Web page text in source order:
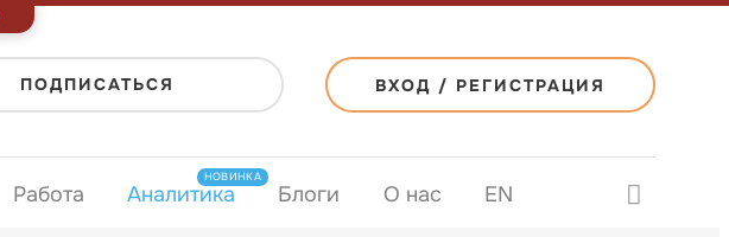
ПОДПИСАТЬСЯ ВХОД / РЕГИСТРАЦИЯ
Работа Аналитика
НОВИНКА
Блоги О нас EN